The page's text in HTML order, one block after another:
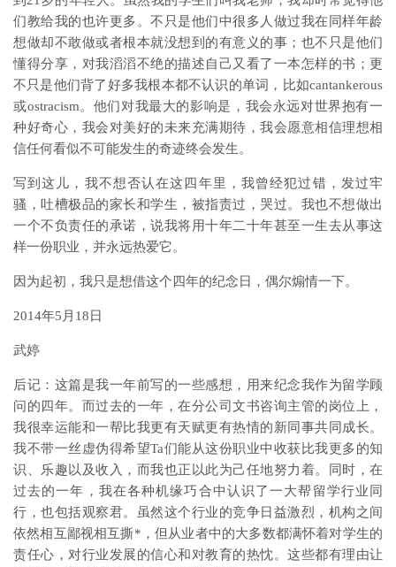
们教给我的也许更多。不只是他们中很多人做过我在同样年龄
想做却不敢做或者根本就没想到的有意义的事；也不只是他们
懂得分享，对我滔滔不绝的描述自己又看了一本怎样的书；更
不只是他们背了好多我根本都不认识的单词，比如cantankerous
或ostracism。他们对我最大的影响是，我会永远对世界抱有一
种好奇心，我会对美好的未来充满期待，我会愿意相信理想相
信任何看似不可能发生的奇迹终会发生。
写到这儿，我不想否认在这四年里，我曾经犯过错，发过牢
骚，吐槽极品的家长和学生，被指责过，哭过。我也不想做出
一个不负责任的承诺，说我将用十年二十年甚至一生去从事这
样一份职业，并永远热爱它。
因为起初，我只是想借这个四年的纪念日，偶尔煽情一下。
2014年5月18日
武婷
后记：这篇是我一年前写的一些感想，用来纪念我作为留学顾
问的四年。而过去的一年，在分公司文书咨询主管的岗位上，
我很幸运能和一帮比我更有天赋更有热情的新同事共同成长。
我不带一丝虚伪得希望Ta们能从这份职业中收获比我更多的知
识、乐趣以及收入，而我也正以此为己任地努力着。同时，在
过去的一年，我在各种机缘巧合中认识了一大帮留学行业同
行，也包括观察君。虽然这个行业的竞争日益激烈，机构之间
依然相互鄙视相互撕*，但从业者中的大多数都满怀着对学生的
责任心，对行业发展的信心和对教育的热忱。这些都有理由让